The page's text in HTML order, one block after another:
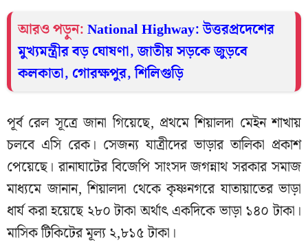
আরও পড়ুন:National Highway: উত্তরপ্রদেশের
মুখ্যমন্ত্রীর বড় ঘোষণা, জাতীয় সড়কে জুড়বে
কলকাতা, গোরক্ষপুর, শিলিগুড়ি
পূর্ব রেল সূত্রে জানা গিয়েছে, প্রথমে শিয়ালদা মেইন শাখায়
চলবে এসি রেক। সেজন্য যাত্রীদের ভাড়ার তালিকা প্রকাশ
পেয়েছে। রানাঘাটের বিজেপি সাংসদ জগন্নাথ সরকার সমাজ
মাধ্যমে জানান, শিয়ালদা থেকে কৃষ্ণনগরে যাতায়াতের ভাড়া
ধার্য করা হয়েছে ২৮০ টাকা অর্থাৎ একদিকে ভাড়া ১৪০ টাকা।
মাসিক টিকিটের মূল্য ২,৮১৫ টাকা।